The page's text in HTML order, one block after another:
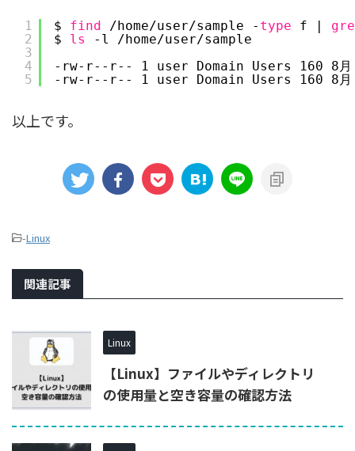
1
2
3
4
5
$ find /home/user/sample - type f |
$ ls -l /home/user/sample
-rw-r--r-- 1 user Domain Users 160 8
-rw-r--r-- 1 user Domain Users 160 8
以上です。
-Linux
関連記事
Linux
【Linux】ファイルやディレクトリ
の使用量と空き容量の確認方法